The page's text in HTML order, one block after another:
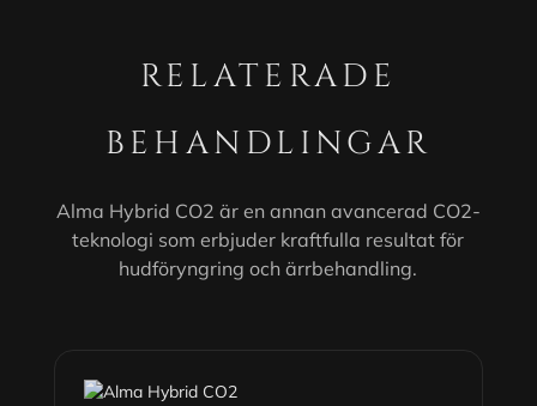
RELATERADE
BEHANDLINGAR
Alma Hybrid CO2 är en annan avancerad CO2-
teknologi som erbjuder kraftfulla resultat för
hudföryngring och ärrbehandling.